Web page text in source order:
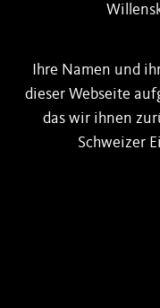
Ihre Namen und
dieser Webseite
das wir ihnen
Schweizer